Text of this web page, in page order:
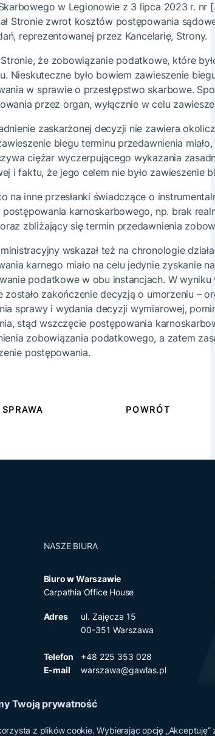
Twoją prywatność
z plików cookie. Wybierając opcję
w Legionowie z 3 lipca 2023 r. nr
Stronie zwrot kosztów postępowania
reprezentowanej przez Kancelarię, Strony.
Stronie, że zobowiązanie podatkowe, które
Nieskuteczne było bowiem zawieszenie
w sprawie o przestępstwo skarbowe.
przez organ, wyłącznie w celu
zaskarżonej decyzji nie zawiera
biegu terminu przedawnienia
ciężar wyczerpującego wykazania
i faktu, że jego celem nie było zawieszenie
na inne przesłanki świadczące o
karnoskarbowego, np. brak
zbliżający się termin przedawnienia
wskazał też na chronologie
karnego miało na celu jedynie zyskanie
podatkowe w obu instancjach. W wyniku
zakończenie decyzją o umorzeniu –
sprawy i wydania decyzji wymiarowej,
stąd wszczęcie postępowania
zobowiązania podatkowego, a zatem
postępowania.
POWRÓT
NASZE BIURA
Biuro w Warszawie
Carpathia Office House
Adres
ul. Zajęcza 15
00-351 Warszawa
Telefon
+48 225 353 028
E-mail
warszawa@gawlas.pl